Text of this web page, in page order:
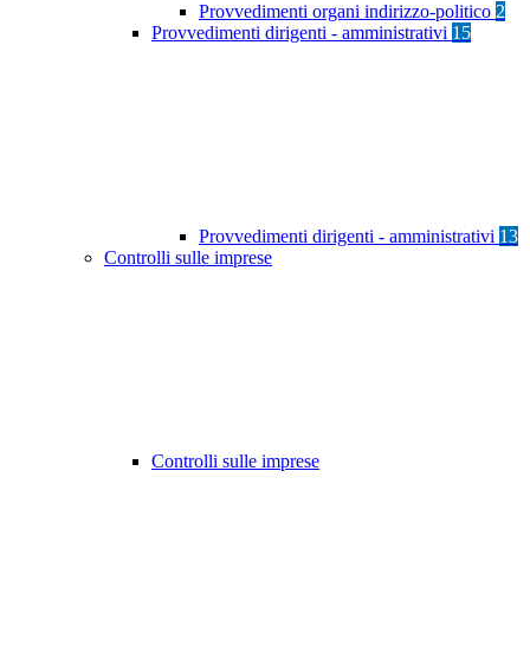
Provvedimenti organi indirizzo-politico 2
Provvedimenti dirigenti - amministrativi 15
Provvedimenti dirigenti - amministrativi 13
Controlli sulle imprese
Controlli sulle imprese